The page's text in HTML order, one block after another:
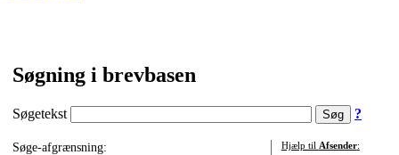
Søgning i brevbasen
Søgetekst ?
Søge-afgrænsning:
Hjælp til Afsender: